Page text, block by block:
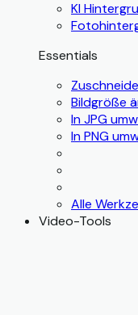
KI
Essentials
Bildgröße
In JPG
In PNG
Alle
Video-Tools